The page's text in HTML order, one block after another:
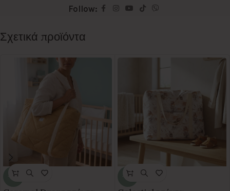
Follow:
Σχετικά προϊόντα
-20% -20%